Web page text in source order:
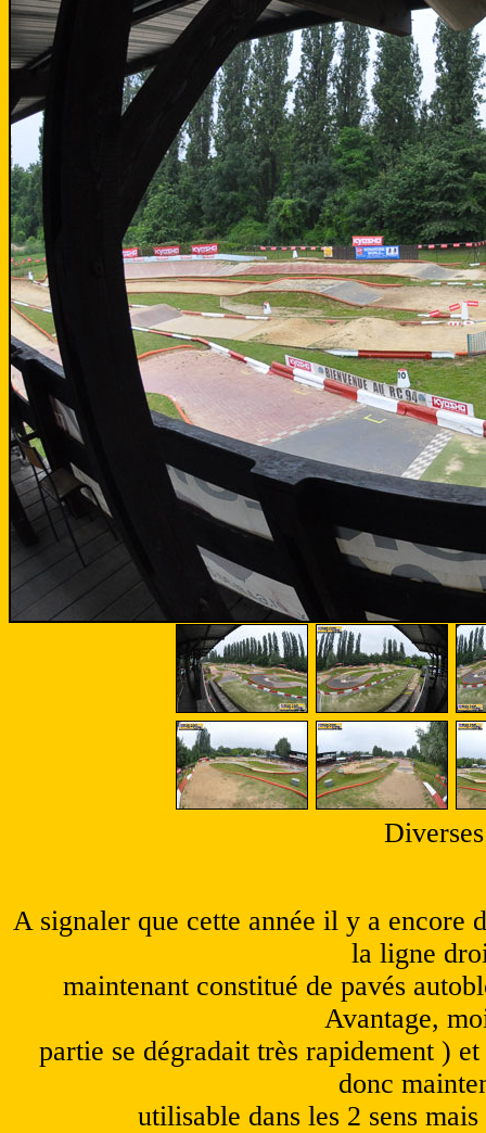
A signaler que cette année il y a encore
la ligne
maintenant constitué de pavés
Avantage,
partie se dégradait très rapidement )
donc
utilisable dans les 2 sens